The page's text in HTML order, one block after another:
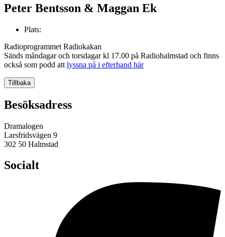
Peter Bentsson & Maggan Ek
Plats:
Radioprogrammet Radiokakan
Sänds måndagar och torsdagar kl 17.00 på Radiohalmstad och finns
också som podd att lyssna på i efterhand här
Tillbaka
Besöksadress
Dramalogen
Larsfridsvägen 9
302 50 Halmstad
Socialt